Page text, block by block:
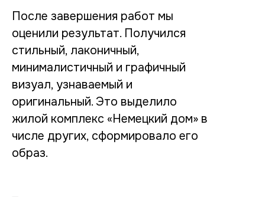
После завершения работ мы
оценили результат. Получился
стильный, лаконичный,
минималистичный и графичный
визуал, узнаваемый и
оригинальный. Это выделило
жилой комплекс «Немецкий дом» в
числе других, сформировало его
образ.